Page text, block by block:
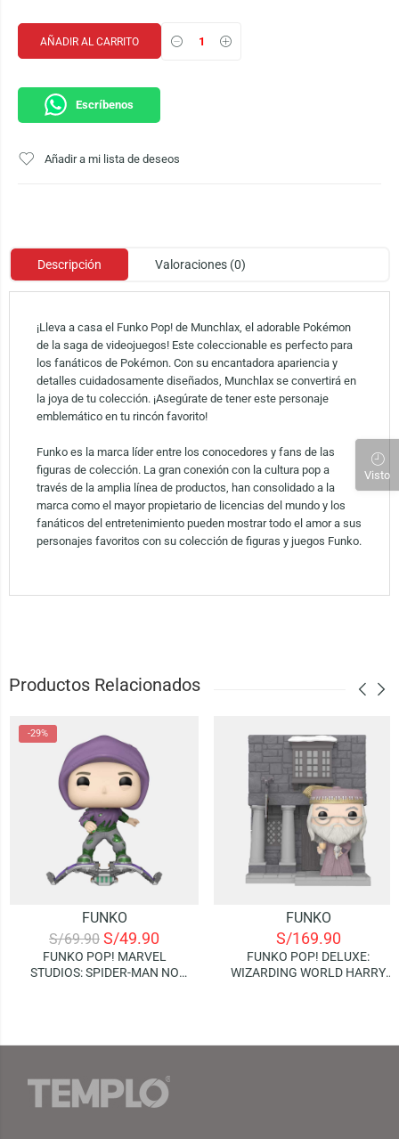
AÑADIR AL CARRITO
Escríbenos
Añadir a mi lista de deseos
Descripción Valoraciones (0)
¡Lleva a casa el Funko Pop! de Munchlax, el adorable Pokémon
de la saga de videojuegos! Este coleccionable es perfecto para
los fanáticos de Pokémon. Con su encantadora apariencia y
detalles cuidadosamente diseñados, Munchlax se convertirá en
la joya de tu colección. ¡Asegúrate de tener este personaje
emblemático en tu rincón favorito!
Funko es la marca líder entre los conocedores y fans de las
figuras de colección. La gran conexión con la cultura pop a
través de la amplia línea de productos, han consolidado a la
marca como el mayor propietario de licencias del mundo y los
fanáticos del entretenimiento pueden mostrar todo el amor a sus
personajes favoritos con su colección de figuras y juegos Funko.
Productos Relacionados
-29%
FUNKO
S/69.90 S/49.90
FUNKO POP! MARVEL
STUDIOS: SPIDER-MAN NO
FUNKO
S/169.90
FUNKO POP! DELUXE:
WIZARDING WORLD HARRY
Visto